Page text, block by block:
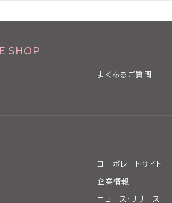
SHOP
よくあるご質問
コーポレートサイト
企業情報
ニュース・リリース